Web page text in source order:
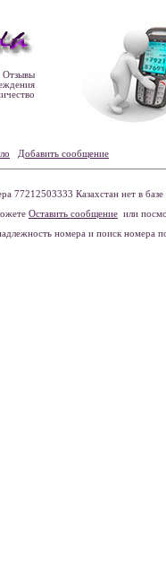
Отзывы
Добавить сообщение
77212503333 Казахстан нет в базе
Оставить сообщение или
номера и поиск номера